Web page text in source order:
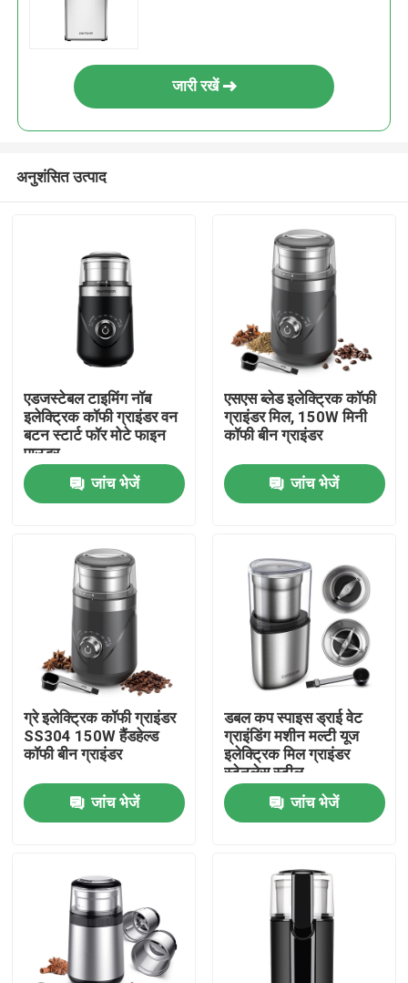
होम
हमारे बारे में
फैक्टरी यात्रा
गुणवत्ता नियंत्रण
हमसे संपर्क करें
समाचार
इलेक्ट्रिक कॉफी ग्राइंडर
गड़गड़ाहट कॉफी की चक्की
जारी रखें
अनुशंसित उत्पाद
एडजस्टेबल टाइमिंग नॉब
इलेक्ट्रिक कॉफी ग्राइंडर वन
बटन स्टार्ट फॉर मोटे फाइन
पाउडर
जांच भेजें
एसएस ब्लेड इलेक्ट्रिक कॉफी
ग्राइंडर मिल, 150W मिनी
कॉफी बीन ग्राइंडर
जांच भेजें
ग्रे इलेक्ट्रिक कॉफी ग्राइंडर
SS304 150W हैंडहेल्ड
कॉफी बीन ग्राइंडर
जांच भेजें
डबल कप स्पाइस ड्राई वेट
ग्राइंडिंग मशीन मल्टी यूज
इलेक्ट्रिक मिल ग्राइंडर
स्टेनलेस स्टील
जांच भेजें